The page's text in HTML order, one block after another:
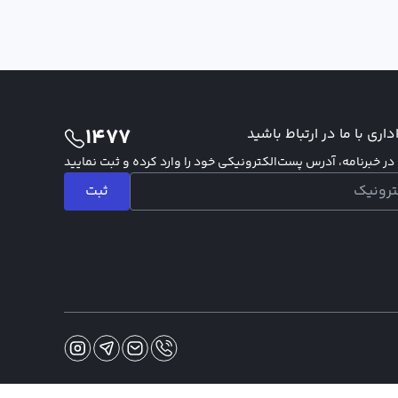
با ما در ارتباط باشید 1477
خبرنامه، آدرس پست‌الکترونیکی خود را وارد کرده و ثبت نمایید
ثبت